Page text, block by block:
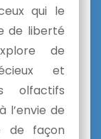
qui le
de liberté
de
et
olfactifs
l’envie de
de façon